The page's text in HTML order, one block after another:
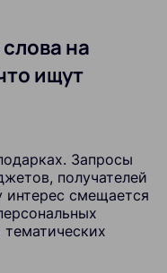
на
ищут
Запросы
получателей
интерес смещается